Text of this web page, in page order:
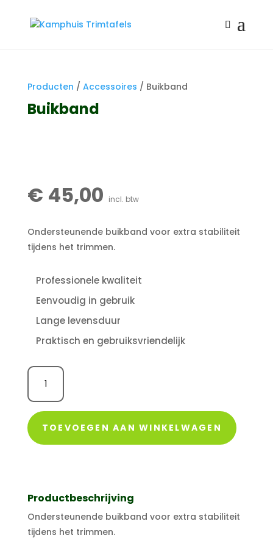
Producten / Accessoires / Buikband
Buikband
€ 45,00
Ondersteunende buikband voor extra stabiliteit
tijdens het trimmen.
Professionele kwaliteit
Eenvoudig in gebruik
Lange levensduur
Praktisch en gebruiksvriendelijk
Buikband
aantal
TOEVOEGEN AAN WINKELWAGEN
Productbeschrijving
Ondersteunende buikband voor extra stabiliteit
tijdens het trimmen.